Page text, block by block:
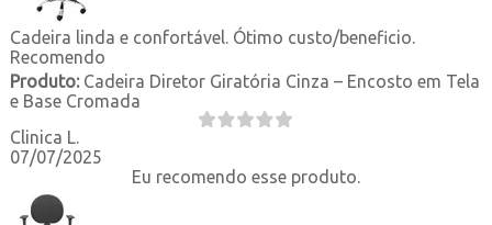
Cadeira linda e confortável. Ótimo custo/beneficio.
Recomendo
Produto:Cadeira Diretor Giratória Cinza – Encosto em Tela
e Base Cromada
Clinica L.
07/07/2025
Eu recomendo esse produto.